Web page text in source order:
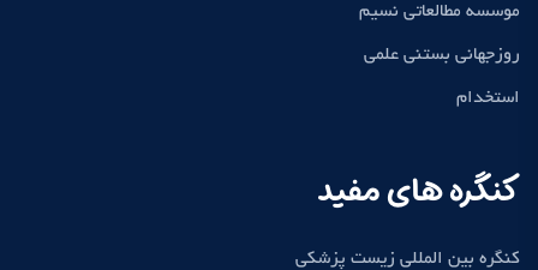
موسسه مطالعاتی نسیم
روزجهانی بستنی علمی
استخدام
کنگره های مفید
کنگره بین المللی زیست پزشکی